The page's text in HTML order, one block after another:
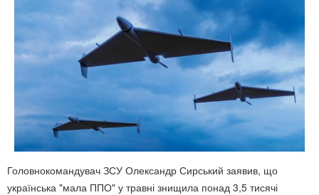
Головнокомандувач ЗСУ Олександр Сирський заявив, що
українська "мала ППО" у травні знищила понад 3,5 тисячі